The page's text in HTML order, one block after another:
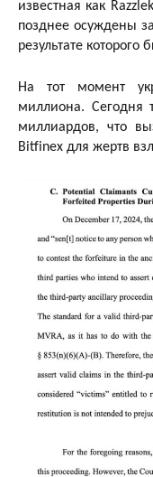
известная как
позднее осуждены
результате
На тот момент
миллиона. Сегодня
миллиардов, что
Bitfinex для жертв